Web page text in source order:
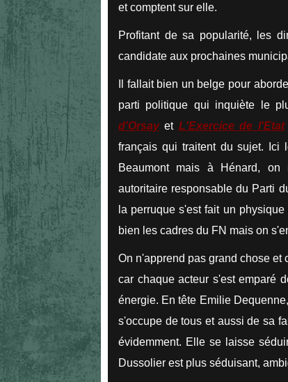
et comptent sur elle.
Profitant de sa popularité, les
candidate aux prochaines
Il fallait bien un belge pour
parti politique qui inquiète le
d'Orsay et L'Exercice de l'Etat
français qui traitent du sujet. Ici
Beaumont mais à Hénard,
autoritaire responsable du Parti
la perruque s'est fait un
bien les cadres du FN mais on
On n'apprend pas grand chose
car chaque acteur s'est emparé
énergie. En tête Emilie
s'occupe de tous et aussi de sa
évidemment. Elle se laisse
Dussolier est plus séduisant,